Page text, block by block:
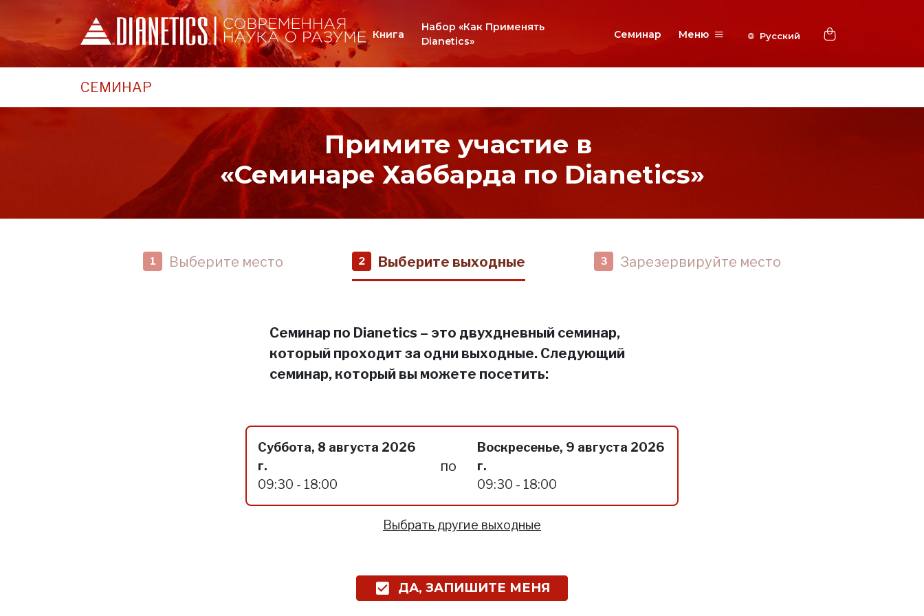
Книга
Набор «Как Применять
Dianetics»
Семинар Меню
СЕМИНАР
Примите участие в
«Семинаре Хаббарда по Dianetics»
1 Выберите место 2 Выберите выходные 3 Зарезервируйте место
Семинар по Dianetics – это двухдневный семинар,
который проходит за одни выходные. Следующий
семинар, который вы можете посетить:
Суббота, 8 августа 2026
г.
09:30 - 18:00
по
Воскресенье, 9 августа 2026
г.
09:30 - 18:00
Выбрать другие выходные
ДА, ЗАПИШИТЕ МЕНЯ